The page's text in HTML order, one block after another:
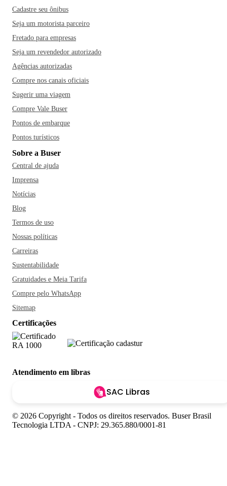
Cadastre seu ônibus
Seja um motorista parceiro
Fretado para empresas
Seja um revendedor autorizado
Agências autorizadas
Compre nos canais oficiais
Sugerir uma viagem
Compre Vale Buser
Pontos de embarque
Pontos turísticos
Sobre a Buser
Central de ajuda
Imprensa
Notícias
Blog
Termos de uso
Nossas políticas
Carreiras
Sustentabilidade
Gratuidades e Meia Tarifa
Compre pelo WhatsApp
Sitemap
Certificações
Atendimento em libras
SAC Libras
© 2026 Copyright - Todos os direitos reservados. Buser Brasil
Tecnologia LTDA - CNPJ: 29.365.880/0001-81